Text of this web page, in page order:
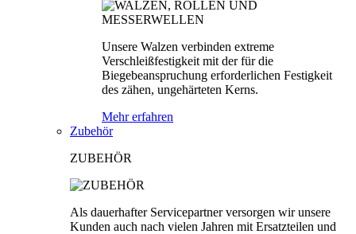
Unsere Walzen verbinden extreme
Verschleißfestigkeit mit der für die
Biegebeanspruchung erforderlichen Festigkeit
des zähen, ungehärteten Kerns.
Mehr erfahren
Zubehör
ZUBEHÖR
Als dauerhafter Servicepartner versorgen wir unsere
Kunden auch nach vielen Jahren mit Ersatzteilen und